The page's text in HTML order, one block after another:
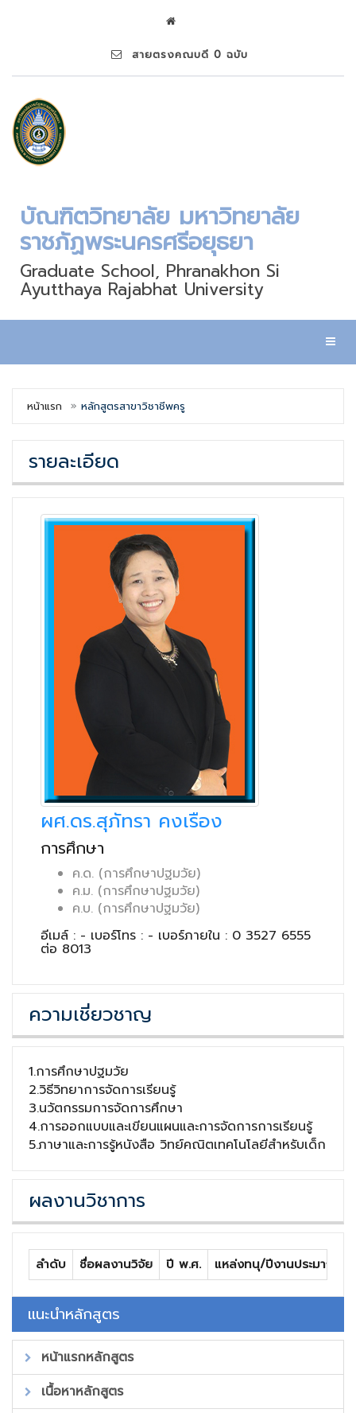
สายตรงคณบดี 0 ฉบับ
บัณฑิตวิทยาลัย มหาวิทยาลัย
ราชภัฏพระนครศรีอยุธยา
Graduate School, Phranakhon Si
Ayutthaya Rajabhat University
หน้าแรก หลักสูตรสาขาวิชาชีพครู
รายละเอียด
ผศ.ดร.สุภัทรา คงเรือง
การศึกษา
ค.ด. (การศึกษาปฐมวัย)
ค.ม. (การศึกษาปฐมวัย)
ค.บ. (การศึกษาปฐมวัย)
อีเมล์ : - เบอร์โทร : - เบอร์ภายใน : 0 3527 6555
ต่อ 8013
ความเชี่ยวชาญ
1.การศึกษาปฐมวัย
2.วิธีวิทยาการจัดการเรียนรู้
3.นวัตกรรมการจัดการศึกษา
4.การออกแบบและเขียนแผนและการจัดการการเรียนรู้
5.ภาษาและการรู้หนังสือ วิทย์คณิตเทคโนโลยีสำหรับเด็ก
ผลงานวิชาการ
ลำดับ ชื่อผลงานวิจัย ปี พ.ศ. แหล่งทนุ/ปีงานประมาณที่
แนะนำหลักสูตร
หน้าแรกหลักสูตร
เนื้อหาหลักสูตร